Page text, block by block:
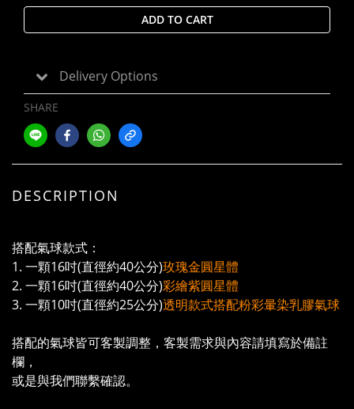
ADD TO CART
Delivery Options
SHARE
DESCRIPTION
搭配氣球款式：
1. 一顆16吋(直徑約40公分)玫瑰金圓星體
2. 一顆16吋(直徑約40公分)彩繪紫圓星體
3. 一顆10吋(直徑約25公分)透明款式搭配粉彩暈染乳膠氣球
搭配的氣球皆可客製調整，客製需求與內容請填寫於備註
欄，
或是與我們聯繫確認。